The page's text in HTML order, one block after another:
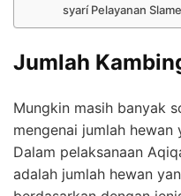
syarí Pelayanan
Jumlah
Mungkin masih banyak
mengenai jumlah hewan
Dalam pelaksanaan
adalah jumlah hewan